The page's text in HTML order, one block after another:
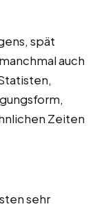
spät
auch
Zeiten
sehr